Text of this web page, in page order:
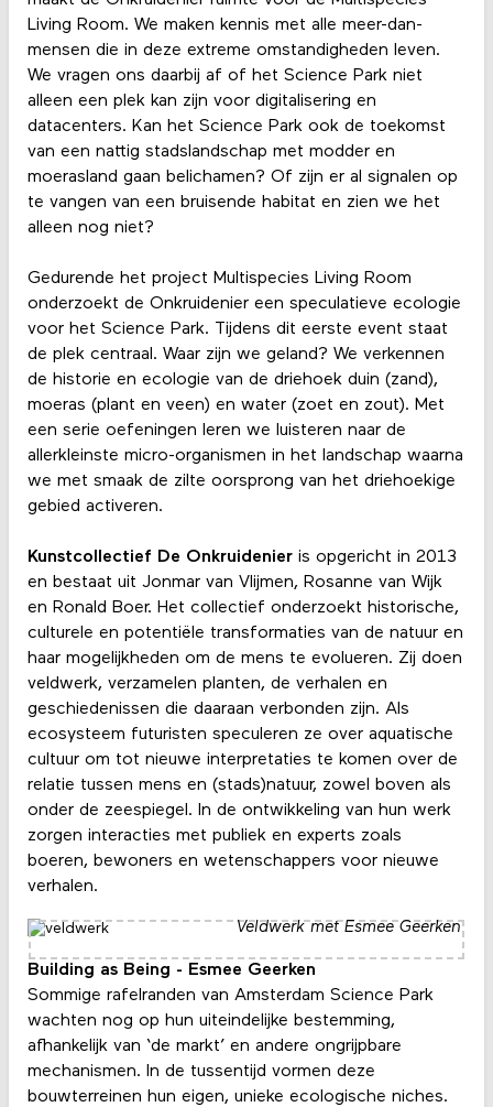
Living Room. We maken kennis met alle meer-dan-
mensen die in deze extreme omstandigheden leven.
We vragen ons daarbij af of het Science Park niet
alleen een plek kan zijn voor digitalisering en
datacenters. Kan het Science Park ook de toekomst
van een nattig stadslandschap met modder en
moerasland gaan belichamen? Of zijn er al signalen op
te vangen van een bruisende habitat en zien we het
alleen nog niet?
Gedurende het project Multispecies Living Room
onderzoekt de Onkruidenier een speculatieve ecologie
voor het Science Park. Tijdens dit eerste event staat
de plek centraal. Waar zijn we geland? We verkennen
de historie en ecologie van de driehoek duin (zand),
moeras (plant en veen) en water (zoet en zout). Met
een serie oefeningen leren we luisteren naar de
allerkleinste micro-organismen in het landschap waarna
we met smaak de zilte oorsprong van het driehoekige
gebied activeren.
Kunstcollectief De Onkruidenieris opgericht in 2013
en bestaat uit Jonmar van Vlijmen, Rosanne van Wijk
en Ronald Boer. Het collectief onderzoekt historische,
culturele en potentiële transformaties van de natuur en
haar mogelijkheden om de mens te evolueren. Zij doen
veldwerk, verzamelen planten, de verhalen en
geschiedenissen die daaraan verbonden zijn. Als
ecosysteem futuristen speculeren ze over aquatische
cultuur om tot nieuwe interpretaties te komen over de
relatie tussen mens en (stads)natuur, zowel boven als
onder de zeespiegel. In de ontwikkeling van hun werk
zorgen interacties met publiek en experts zoals
boeren, bewoners en wetenschappers voor nieuwe
verhalen.
Veldwerk met Esmee Geerken
Building as Being - Esmee Geerken
Sommige rafelranden van Amsterdam Science Park
wachten nog op hun uiteindelijke bestemming,
afhankelijk van ‘de markt’ en andere ongrijpbare
mechanismen. In de tussentijd vormen deze
bouwterreinen hun eigen, unieke ecologische niches.